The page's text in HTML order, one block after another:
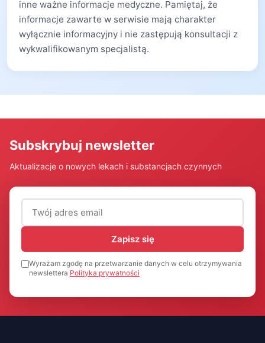
inne ważne informacje medyczne. Pamiętaj, że
informacje zawarte w serwisie mają charakter
wyłącznie informacyjny i nie zastępują konsultacji z
wykwalifikowanym specjalistą.
Subskrybuj newsletter
Aktualizacje o nowych lekach i substancjach czynnych
Adres email (wymagany)
Zapisz się
Wyrażam zgodę na przetwarzanie danych w celu otrzymywania
newslettera Polityka prywatności